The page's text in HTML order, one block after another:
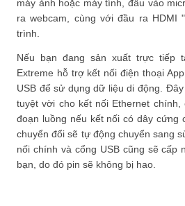
máy ảnh hoặc máy tính, đầu vào
ra webcam, cùng với đầu ra HDMI
trình.
Nếu bạn đang sản xuất trực tiếp
Extreme hỗ trợ kết nối điện thoại
USB để sử dụng dữ liệu di động.
tuyệt vời cho kết nối Ethernet
đoạn luồng nếu kết nối có dây cứng
chuyển đổi sẽ tự động chuyển sang
nối chính và cổng USB cũng sẽ cấp
bạn, do đó pin sẽ không bị hao.